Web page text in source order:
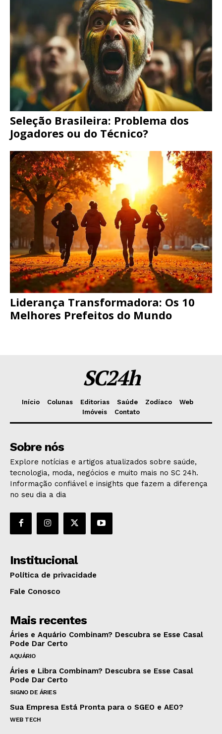
Seleção Brasileira: Problema dos
Jogadores ou do Técnico?
Liderança Transformadora: Os 10
Melhores Prefeitos do Mundo
SC24h
Início Colunas Editorias Saúde Zodíaco
Web
Imóveis
Contato
Sobre nós
Explore notícias e artigos atualizados sobre saúde,
tecnologia, moda, negócios e muito mais no SC 24h.
Informação confiável e insights que fazem a diferença
no seu dia a dia
Institucional
Política de privacidade
Fale Conosco
Mais recentes
Áries e Aquário Combinam? Descubra se Esse Casal
Pode Dar Certo
AQUÁRIO
Áries e Libra Combinam? Descubra se Esse Casal
Pode Dar Certo
SIGNO DE ÁRIES
Sua Empresa Está Pronta para o SGEO e AEO?
WEB TECH